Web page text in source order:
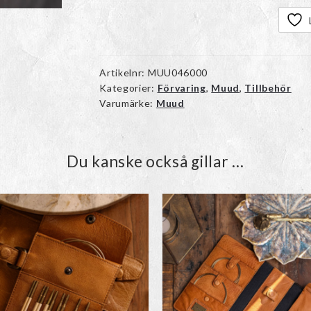
Artikelnr: MUU046000
Kategorier: Förvaring, Muud, Tillbehör
Varumärke: Muud
Du kanske också gillar …
Den
här
produkten
har
varianter.
De
olika
Den
här
har
flera
varianter.
De
olika